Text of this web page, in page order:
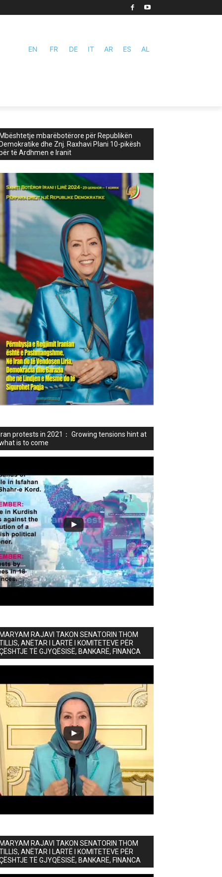
EN FR DE IT AR ES AL
mbarëbotërore për Republikën
dhe Znj. Raxhavi Plani 10-pikësh
të Ardhmen e Iranit
protests in 2021： Growing tensions hint at
is to come
RAJAVI TAKON SENATORIN THOM
ANËTAR I LARTË I KOMITETEVE PËR
TË GJYQËSISË, BANKARË, FINANCA
RAJAVI TAKON SENATORIN THOM
ANËTAR I LARTË I KOMITETEVE PËR
TË GJYQËSISË, BANKARË, FINANCA